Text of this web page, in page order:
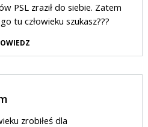
PSL zraził do siebie. Zatem
tu człowieku szukasz???
zrobiłeś dla